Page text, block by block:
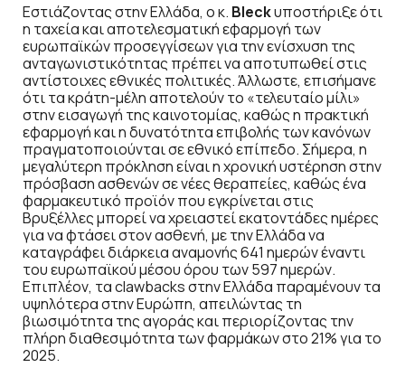
Εστιάζοντας στην Ελλάδα, ο κ. Bleckυποστήριξε ότι
η ταχεία και αποτελεσματική εφαρμογή των
ευρωπαϊκών προσεγγίσεων για την ενίσχυση της
ανταγωνιστικότητας πρέπει να αποτυπωθεί στις
αντίστοιχες εθνικές πολιτικές. Άλλωστε, επισήμανε
ότι τα κράτη-μέλη αποτελούν το «τελευταίο μίλι»
στην εισαγωγή της καινοτομίας, καθώς η πρακτική
εφαρμογή και η δυνατότητα επιβολής των κανόνων
πραγματοποιούνται σε εθνικό επίπεδο. Σήμερα, η
μεγαλύτερη πρόκληση είναι η χρονική υστέρηση στην
πρόσβαση ασθενών σε νέες θεραπείες, καθώς ένα
φαρμακευτικό προϊόν που εγκρίνεται στις
Βρυξέλλες μπορεί να χρειαστεί εκατοντάδες ημέρες
για να φτάσει στον ασθενή, με την Ελλάδα να
καταγράφει διάρκεια αναμονής 641 ημερών έναντι
του ευρωπαϊκού μέσου όρου των 597 ημερών.
Επιπλέον, τα clawbacks στην Ελλάδα παραμένουν τα
υψηλότερα στην Ευρώπη, απειλώντας τη
βιωσιμότητα της αγοράς και περιορίζοντας την
πλήρη διαθεσιμότητα των φαρμάκων στο 21% για το
2025.